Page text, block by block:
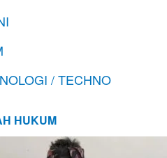
/ TECHNO
HUKUM